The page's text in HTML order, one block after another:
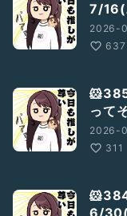
7/16(
2026-
637
って
2026-
311
6/30(